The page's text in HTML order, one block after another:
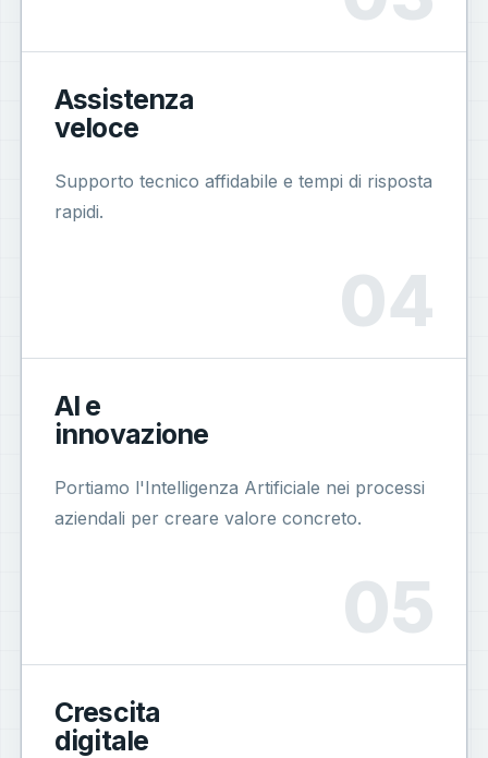
Assistenza
veloce
Supporto tecnico affidabile e tempi di risposta
rapidi.
AI e
innovazione
Portiamo l'Intelligenza Artificiale nei processi
aziendali per creare valore concreto.
Crescita
digitale